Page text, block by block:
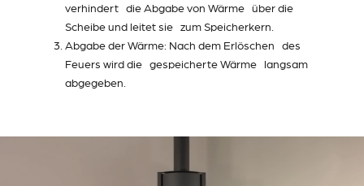
verhindert die Abgabe von Wärme über die
Scheibe und leitet sie zum Speicherkern.
Abgabe der Wärme: Nach dem Erlöschen des
Feuers wird die gespeicherte Wärme langsam
abgegeben.